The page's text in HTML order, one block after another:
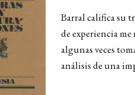
Barral califica su
de experiencia
algunas veces
análisis de una